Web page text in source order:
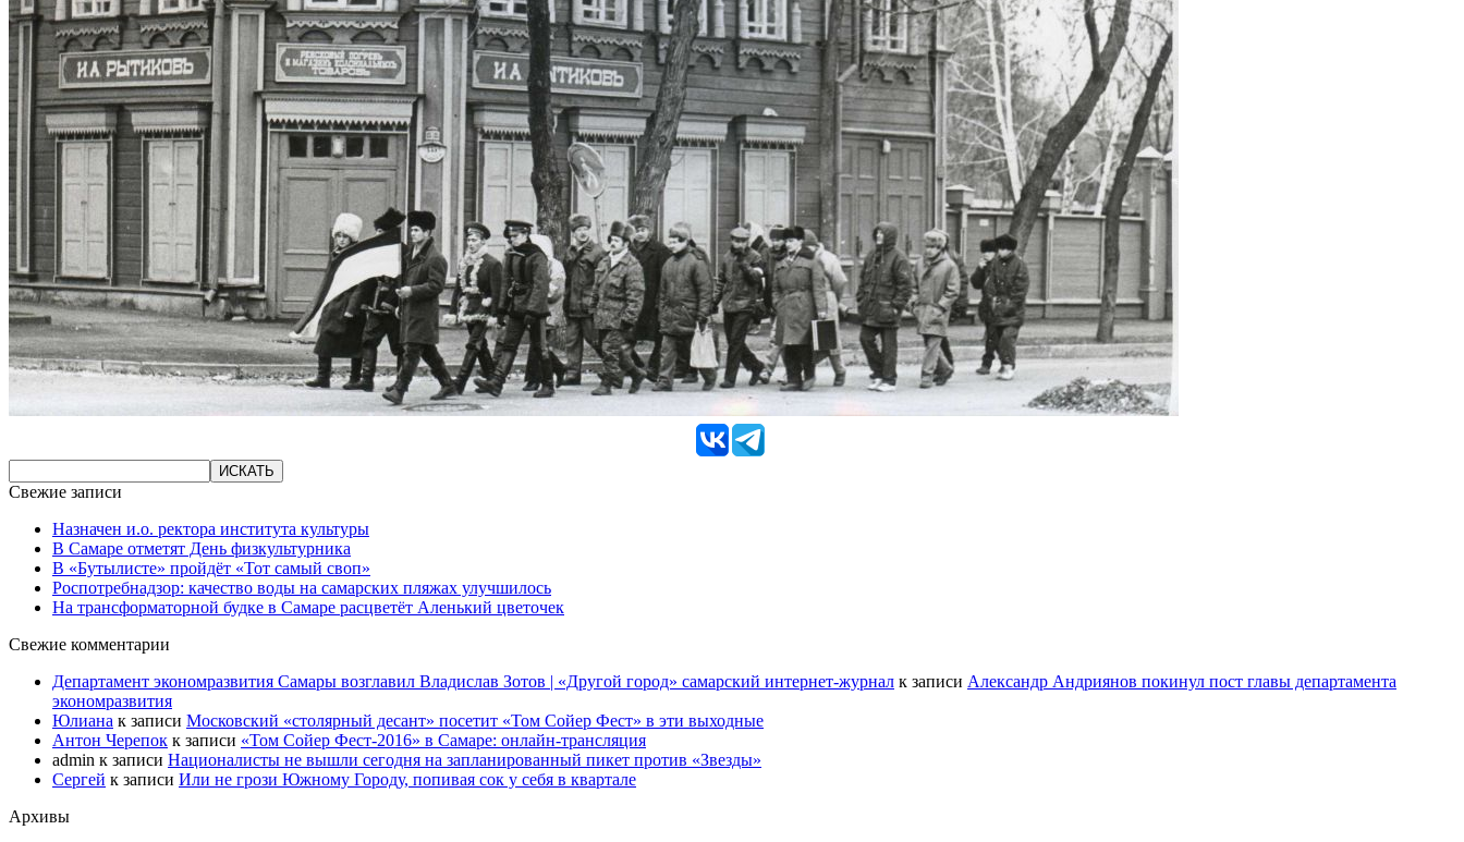
Свежие записи
Назначен и.о. ректора института культуры
В Самаре отметят День физкультурника
В «Бутылисте» пройдёт «Тот самый своп»
Роспотребнадзор: качество воды на самарских пляжах улучшилось
На трансформаторной будке в Самаре расцветёт Аленький цветочек
Свежие комментарии
Департамент экономразвития Самары возглавил Владислав Зотов | «Другой город» самарский интернет-журнал к записи Александр Андриянов покинул пост главы департамента
экономразвития
Юлиана к записи Московский «столярный десант» посетит «Том Сойер Фест» в эти выходные
Антон Черепок к записи «Том Сойер Фест-2016» в Самаре: онлайн-трансляция
admin к записи Националисты не вышли сегодня на запланированный пикет против «Звезды»
Сергей к записи Или не грози Южному Городу, попивая сок у себя в квартале
Архивы